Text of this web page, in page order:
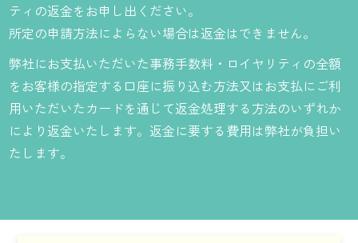
ティの返金をお申し出ください。
所定の申請方法によらない場合は返金はできません。
弊社にお支払いただいた事務手数料・ロイヤリティの全額
をお客様の指定する口座に振り込む方法又はお支払にご利
用いただいたカードを通じて返金処理する方法のいずれか
により返金いたします。返金に要する費用は弊社が負担い
たします。